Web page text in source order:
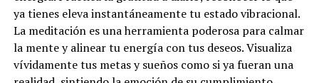
ya tienes eleva instantáneamente tu estado vibracional.
La meditación es una herramienta poderosa para calmar
la mente y alinear tu energía con tus deseos. Visualiza
vívidamente tus metas y sueños como si ya fueran una